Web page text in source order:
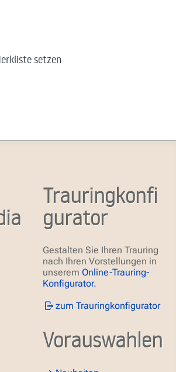
setzen
Trauringkonfi
gurator
Gestalten Sie Ihren Trauring
nach Ihren Vorstellungen in
unserem Online-Trauring-
Konfigurator.
zum Trauringkonfigurator
Vorauswahlen